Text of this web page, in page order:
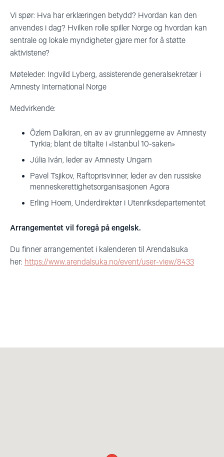
Vi spør: Hva har erklæringen betydd? Hvordan kan den
anvendes i dag? Hvilken rolle spiller Norge og hvordan kan
sentrale og lokale myndigheter gjøre mer for å støtte
aktivistene?
Møteleder: Ingvild Lyberg, assisterende generalsekretær i
Amnesty International Norge
Medvirkende:
Õzlem Dalkiran, en av av grunnleggerne av Amnesty
Tyrkia; blant de tiltalte i «Istanbul 10-saken»
Júlia Iván, leder av Amnesty Ungarn
Pavel Tsjikov, Raftoprisvinner, leder av den russiske
menneskerettighetsorganisasjonen Agora
Erling Hoem, Underdirektør i Utenriksdepartementet
Arrangementet vil foregå på engelsk.
Du finner arrangementet i kalenderen til Arendalsuka
her: https://www.arendalsuka.no/event/user-view/8433